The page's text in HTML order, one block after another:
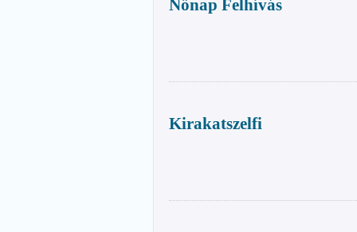
Nőnap Felhívás
Kirakatszelfi